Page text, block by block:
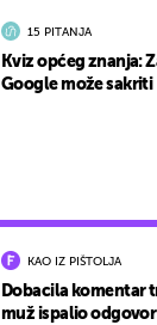
KAO IZ PIŠTOLJA
Dobacila komentar
muž ispalio odgovor
15 PITANJA
Kviz općeg znanja:
Google može sakriti